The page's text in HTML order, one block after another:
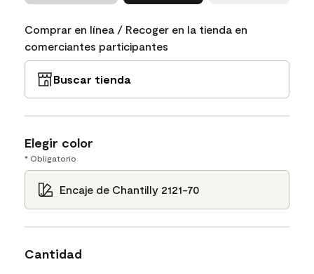
Comprar en línea / Recoger en la tienda en
comerciantes participantes
Buscar tienda
Elegir color
* Obligatorio
Encaje de Chantilly 2121-70
Cantidad